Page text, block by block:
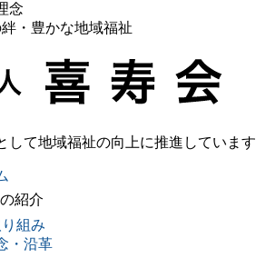
念
・豊かな地域福祉
して地域福祉の向上に推進しています
紹介
組み
・沿革